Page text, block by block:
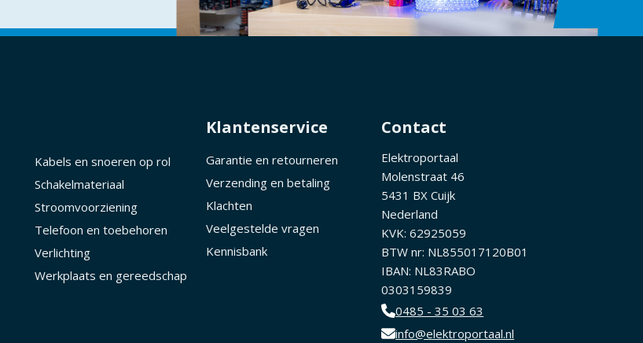
Kabels en snoeren op rol
Schakelmateriaal
Stroomvoorziening
Telefoon en toebehoren
Verlichting
Werkplaats en gereedschap
Klantenservice
Garantie en retourneren
Verzending en betaling
Klachten
Veelgestelde vragen
Kennisbank
Contact
Elektroportaal
Molenstraat 46
5431 BX Cuijk
Nederland
KVK: 62925059
BTW nr: NL855017120B01
IBAN: NL83RABO
0303159839
0485 - 35 03 63
info@elektroportaal.nl